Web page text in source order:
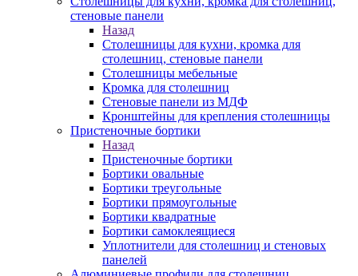
стеновые панели
Назад
Столешницы для кухни, кромка для
столешниц, стеновые панели
Столешницы мебельные
Кромка для столешниц
Стеновые панели из МДФ
Кронштейны для крепления столешницы
Пристеночные бортики
Назад
Пристеночные бортики
Бортики овальные
Бортики треугольные
Бортики прямоугольные
Бортики квадратные
Бортики самоклеящиеся
Уплотнители для столешниц и стеновых
панелей